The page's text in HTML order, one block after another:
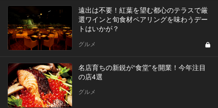
遠出は不要！紅葉を望む都心のテラスで厳
選ワインと旬食材ペアリングを味わうデー
トはいかが？
グルメ
名店育ちの新鋭が“食堂”を開業！今年注目
の店4選
グルメ